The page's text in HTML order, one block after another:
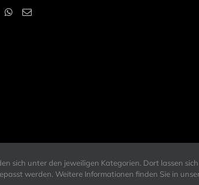
sich unter den jeweiligen Kategorien. Dort lassen
werden. Weitere Informationen finden Sie in